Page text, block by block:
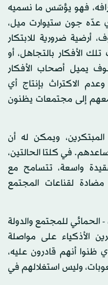
فهو يؤسّس ما نسميه
عدّه جون ستيوارت ميل،
أرضية ضرورية للابتكار
تلك الأفكار بالتجاهل، أو
يميل أصحاب الأفكار
الاكتراث بإنتاج أي
إلى مجتمعات يظنون
ويمكن له أن
في كلتا الحالتين،
واسعة، تتسامح مع
لقناعات المجتمع
- الحمائي للمجتمع والدولة
الأذكياء على مواصلة
أنهم قادرون عليه،
وليس استغلالهم في